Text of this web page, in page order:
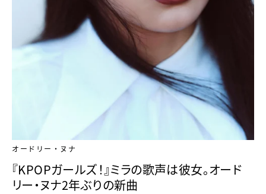
オードリー・ヌナ
『KPOPガールズ！』ミラの歌声は彼女。オード
リー・ヌナ2年ぶりの新曲